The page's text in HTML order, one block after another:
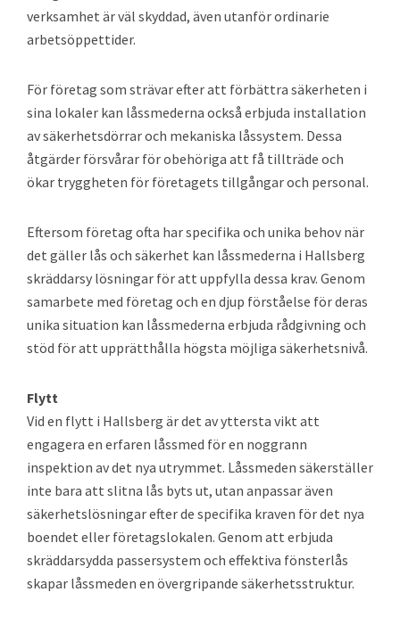
verksamhet är väl skyddad, även utanför ordinarie
arbetsöppettider.
För företag som strävar efter att förbättra säkerheten i
sina lokaler kan låssmederna också erbjuda installation
av säkerhetsdörrar och mekaniska låssystem. Dessa
åtgärder försvårar för obehöriga att få tillträde och
ökar tryggheten för företagets tillgångar och personal.
Eftersom företag ofta har specifika och unika behov när
det gäller lås och säkerhet kan låssmederna i Hallsberg
skräddarsy lösningar för att uppfylla dessa krav. Genom
samarbete med företag och en djup förståelse för deras
unika situation kan låssmederna erbjuda rådgivning och
stöd för att upprätthålla högsta möjliga säkerhetsnivå.
Flytt
Vid en flytt i Hallsberg är det av yttersta vikt att
engagera en erfaren låssmed för en noggrann
inspektion av det nya utrymmet. Låssmeden säkerställer
inte bara att slitna lås byts ut, utan anpassar även
säkerhetslösningar efter de specifika kraven för det nya
boendet eller företagslokalen. Genom att erbjuda
skräddarsydda passersystem och effektiva fönsterlås
skapar låssmeden en övergripande säkerhetsstruktur.